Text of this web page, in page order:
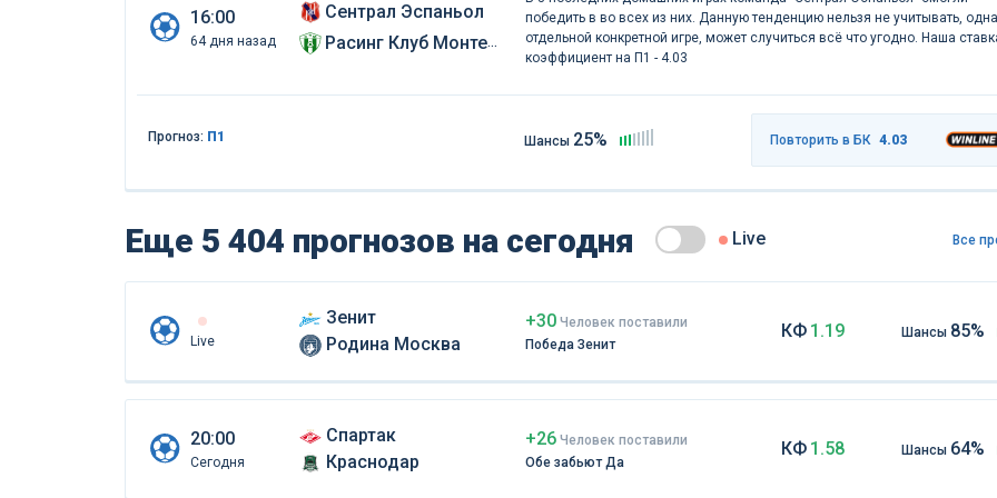
16:00
64 дня назад
Сентрал Эспаньол
Расинг Клуб Монтевидео
победить в во всех из них. Данную тенденцию нельзя не учитывать,
отдельной конкретной игре, может случиться всё что угодно. Наша
коэффициент на П1 - 4.03
Прогноз: П1 Шансы 25% Повторить в БК 4.03
Еще 5 404 прогнозов на сегодня Live Все
Live
Зенит
Родина Москва
+30 Человек поставили
Победа Зенит
КФ 1.19 Шансы 85%
20:00
Сегодня
Спартак
Краснодар
+26 Человек поставили
Обе забьют Да
КФ 1.58 Шансы 64%